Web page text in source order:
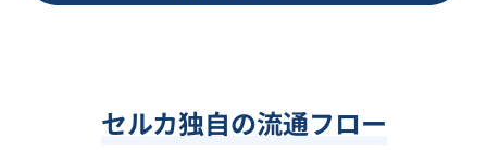
セルカ独自の流通フロー